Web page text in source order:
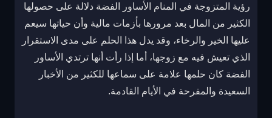
رؤية المتزوجة في المنام الأساور الفضة دلالة على حصولها
الكثير من المال بعد مرورها بأزمات مالية وأن حياتها سيعم
عليها الخير والرخاء، وقد يدل هذا الحلم على مدى الاستقرار
الذي تعيش فيه مع زوجها، أما إذا رأت أنها ترتدي الأساور
الفضة كان حلمها علامة على سماعها للكثير من الأخبار
السعيدة والمفرحة في الأيام القادمة.